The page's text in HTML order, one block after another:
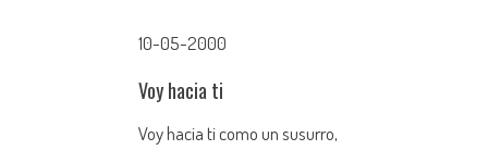
10-05-2000
Voy hacia ti
Voy hacia ti como un susurro,